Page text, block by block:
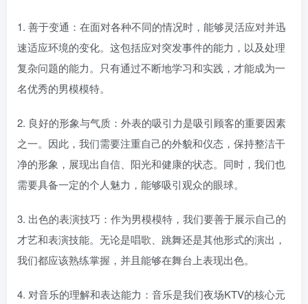
1. 善于变通：在面对各种不同的情况时，能够灵活应对并迅
速适应环境的变化。这包括应对突发事件的能力，以及处理
复杂问题的能力。只有通过不断地学习和实践，才能成为一
名优秀的男模模特。
2. 良好的形象与气质：外表的吸引力是吸引顾客的重要因素
之一。因此，我们需要注重自己的外貌和仪态，保持整洁干
净的形象，展现出自信、阳光和健康的状态。同时，我们也
需要具备一定的个人魅力，能够吸引观众的眼球。
3. 出色的表演技巧：作为男模模特，我们要善于展示自己的
才艺和表演技能。无论是唱歌、跳舞还是其他形式的演出，
我们都应该熟练掌握，并且能够在舞台上表现出色。
4. 对音乐的理解和表达能力：音乐是我们夜场KTV的核心元